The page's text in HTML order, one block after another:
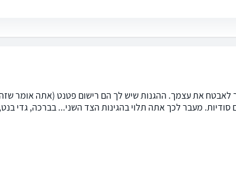
לאבטח את עצמך. ההגנות שיש לך הם רישום פטנט (אתה אומר
מעבר לכך אתה תלוי בהגינות הצד השני... בברכה, גדי